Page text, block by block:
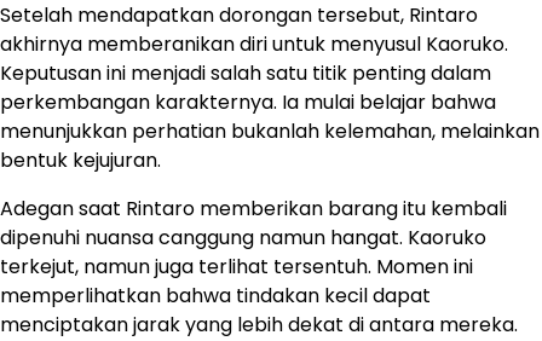
Setelah mendapatkan dorongan tersebut, Rintaro
akhirnya memberanikan diri untuk menyusul Kaoruko.
Keputusan ini menjadi salah satu titik penting dalam
perkembangan karakternya. Ia mulai belajar bahwa
menunjukkan perhatian bukanlah kelemahan, melainkan
bentuk kejujuran.
Adegan saat Rintaro memberikan barang itu kembali
dipenuhi nuansa canggung namun hangat. Kaoruko
terkejut, namun juga terlihat tersentuh. Momen ini
memperlihatkan bahwa tindakan kecil dapat
menciptakan jarak yang lebih dekat di antara mereka.